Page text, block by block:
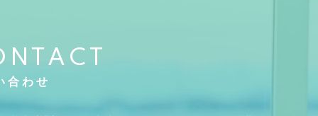
合わせ